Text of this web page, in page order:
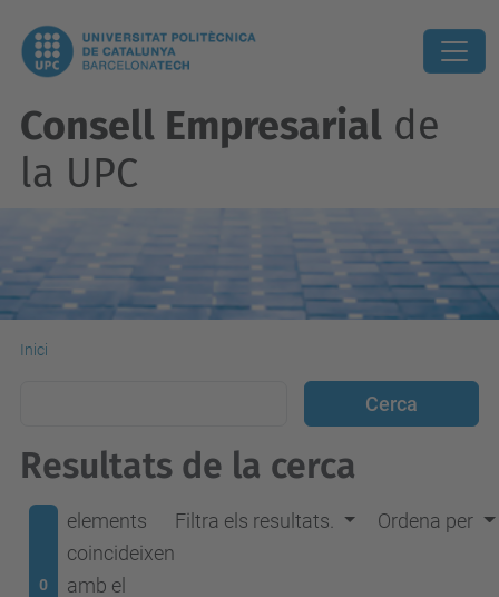
Consell Empresarial de
la UPC
Inici
Resultats de la cerca
0
elements
coincideixen
amb el
Filtra els resultats. Ordena per